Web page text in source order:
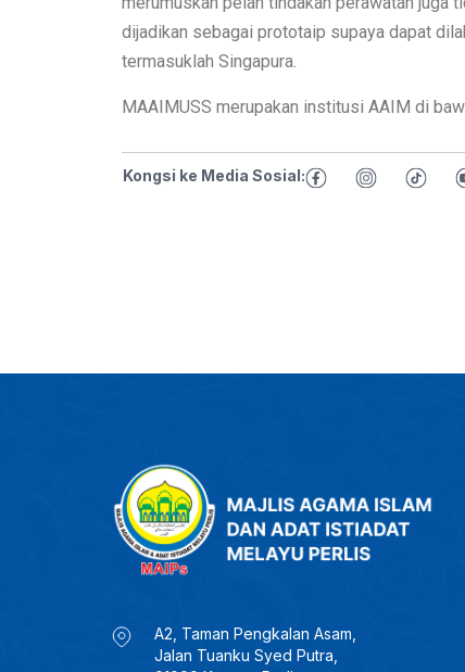
dijadikan sebagai prototaip supaya dapat
termasuklah Singapura.
MAAIMUSS merupakan institusi AAIM di
Kongsi ke Media Sosial:
A2, Taman Pengkalan Asam,
Jalan Tuanku Syed Putra,